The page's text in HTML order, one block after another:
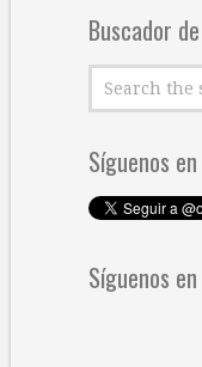
Buscador
Síguenos
Síguenos